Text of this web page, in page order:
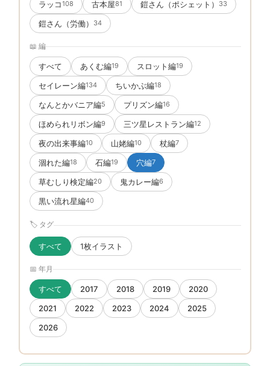
ラッコ108 古本屋81 鎧さん（ポシェット） 33
鎧さん（労働） 34
📖 編
すべて あくむ編19 スロット編19
セイレーン編134 ちいかぶ編18
なんとかバニア編5 プリズン編16
ほめられリボン編9 三ツ星レストラン編12
夜の出来事編10 山姥編10 杖編7
涸れた編18 石編19 穴編7
草むしり検定編20 鬼カレー編6
黒い流れ星編40
🏷 タグ
すべて 1枚イラスト
📅 年月
すべて 2017 2018 2019
2020
2021
2022 2023 2024
2025
2026